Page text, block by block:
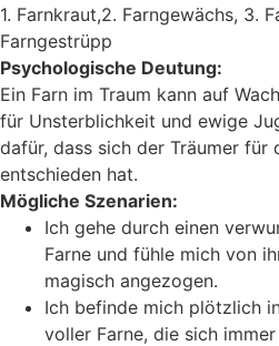
1. Farnkraut,2. Farngewächs, 3.
Farngestrüpp
Psychologische Deutung:
Ein Farn im Traum kann auf
für Unsterblichkeit und ewige
dafür, dass sich der Träumer für
entschieden hat.
Mögliche Szenarien:
Ich gehe durch einen
Farne und fühle mich von
magisch angezogen.
Ich befinde mich plötzlich
voller Farne, die sich